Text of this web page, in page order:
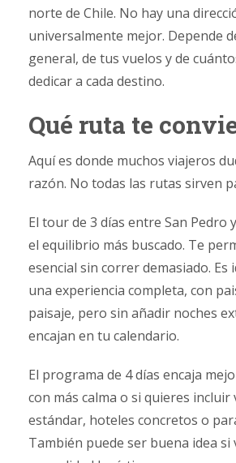
norte de Chile. No hay una
universalmente mejor. Depende
general, de tus vuelos y de
dedicar a cada destino.
Qué ruta te
Aquí es donde muchos viajeros
razón. No todas las rutas sirven
El tour de 3 días entre San Pedro
el equilibrio más buscado. Te
esencial sin correr demasiado. Es
una experiencia completa, con
paisaje, pero sin añadir noches
encajan en tu calendario.
El programa de 4 días encaja
con más calma o si quieres
estándar, hoteles concretos o
También puede ser buena idea si